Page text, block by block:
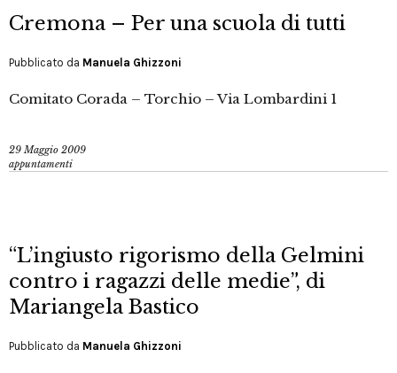
Cremona – Per una scuola di tutti
Pubblicato da Manuela Ghizzoni
Comitato Corada – Torchio – Via Lombardini 1
29 Maggio 2009
appuntamenti
“L’ingiusto rigorismo della Gelmini
contro i ragazzi delle medie”, di
Mariangela Bastico
Pubblicato da Manuela Ghizzoni